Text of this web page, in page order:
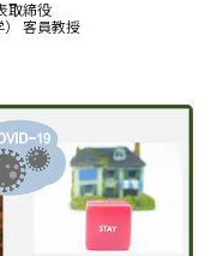
取締役
客員教授